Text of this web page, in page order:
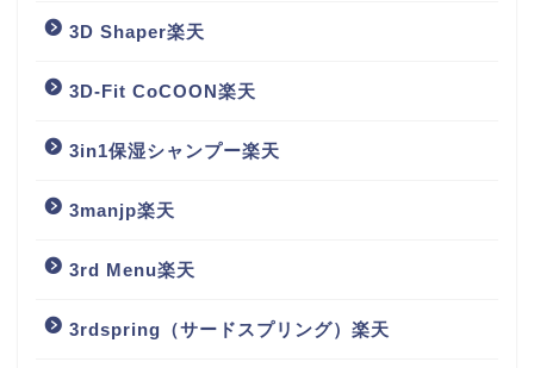
3D Shaper楽天
3D-Fit CoCOON楽天
3in1保湿シャンプー楽天
3manjp楽天
3rd Menu楽天
3rdspring（サードスプリング）楽天